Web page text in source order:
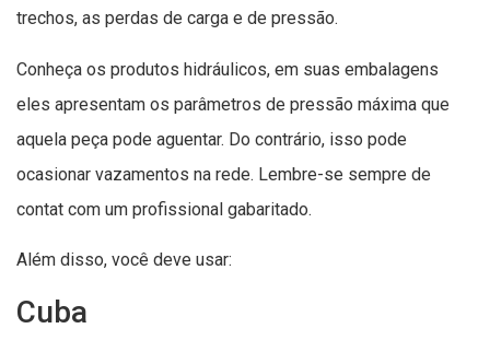
trechos, as perdas de carga e de pressão.
Conheça os produtos hidráulicos, em suas embalagens
eles apresentam os parâmetros de pressão máxima que
aquela peça pode aguentar. Do contrário, isso pode
ocasionar vazamentos na rede. Lembre-se sempre de
contat com um profissional gabaritado.
Além disso, você deve usar:
Cuba